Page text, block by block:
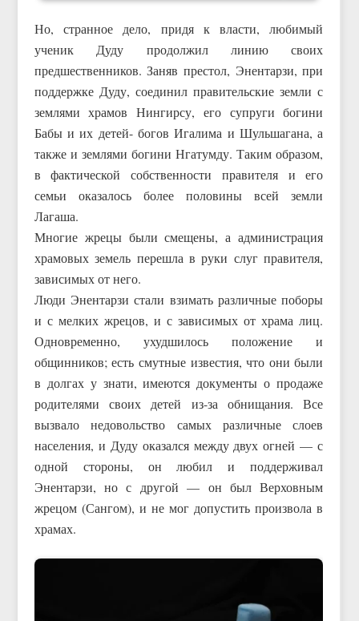
Но, странное дело, придя к власти, любимый
ученик Дуду продолжил линию своих
предшественников. Заняв престол, Энентарзи, при
поддержке Дуду, соединил правительские земли с
землями храмов Нингирсу, его супруги богини
Бабы и их детей- богов Игалима и Шульшагана, а
также и землями богини Нгатумду. Таким образом,
в фактической собственности правителя и его
семьи оказалось более половины всей земли
Лагаша.
Многие жрецы были смещены, а администрация
храмовых земель перешла в руки слуг правителя,
зависимых от него.
Люди Энентарзи стали взимать различные поборы
и с мелких жрецов, и с зависимых от храма лиц.
Одновременно, ухудшилось положение и
общинников; есть смутные известия, что они были
в долгах у знати, имеются документы о продаже
родителями своих детей из-за обнищания. Все
вызвало недовольство самых различные слоев
населения, и Дуду оказался между двух огней — с
одной стороны, он любил и поддерживал
Энентарзи, но с другой — он был Верховным
жрецом (Сангом), и не мог допустить произвола в
храмах.